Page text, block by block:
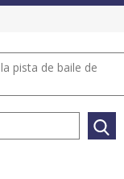
pista de baile de